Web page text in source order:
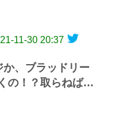
11-30 20:37
か、ブラッドリー
の！？取らねば…